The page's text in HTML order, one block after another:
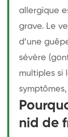
allergique
grave. Le
d’une
sévère
multiples si
nid de